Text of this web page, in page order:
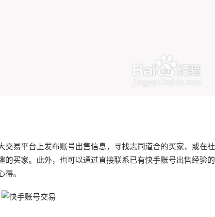
易平台上发布账号出售信息，寻找志同道合的买家，或在
买家。此外，也可以通过直接联系已有快手账号出售经验
。